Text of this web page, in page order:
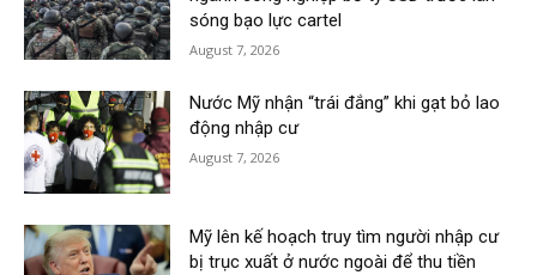
sóng bạo lực cartel
August 7, 2026
Nước Mỹ nhận “trái đắng” khi gạt bỏ lao
động nhập cư
August 7, 2026
Mỹ lên kế hoạch truy tìm người nhập cư
bị trục xuất ở nước ngoài để thu tiền